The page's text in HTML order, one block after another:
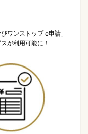
ワンストップ e申請」
が利用可能に！